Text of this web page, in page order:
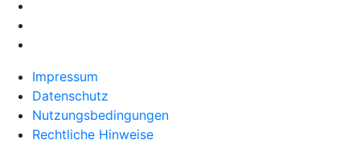
Impressum
Datenschutz
Nutzungsbedingungen
Rechtliche Hinweise